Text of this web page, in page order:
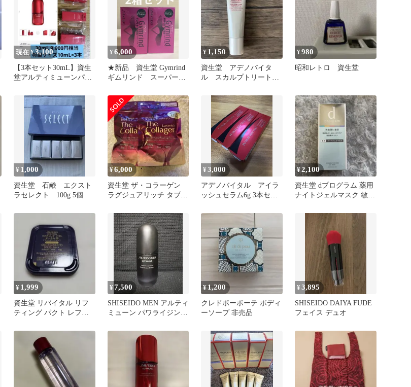
現在 ¥3,100
【3本セット30mL】資生
堂アルティミューンパワ
10ml
¥6,000
★新品 資生堂 Gymrind
ギムリンド スーパーバ
¥ 1,150
資生堂 アデノバイタ
ル スカルプトリートメ
¥980
昭和レトロ 資生堂
¥ 1,000
資生堂 石鹸 エクスト
ラセレクト 100g 5個
¥6,000
資生堂 ザ・コラーゲン
ラグジュアリッチ タブレ
¥3,000
アデノバイタル アイラ
ッシュセラム6g 3本セッ
¥2,100
資生堂 dプログラム 薬用
ナイトジェルマスク 敏感
¥ 1,999
資生堂 リバイタル リフ
ティング パクト レフィ
¥7,500
SHISEIDO MEN アルティ
ミューン パワライジング
¥1,200
クレドポーボーテ ボディ
ーソープ 非売品
¥3,895
SHISEIDO DAIYA FUDE
フェイス デュオ